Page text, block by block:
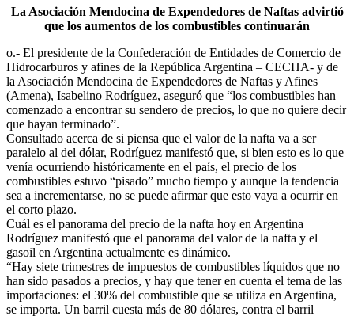
La Asociación Mendocina de Expendedores de Naftas advirtió
que los aumentos de los combustibles continuarán
o.- El presidente de la Confederación de Entidades de Comercio de
Hidrocarburos y afines de la República Argentina – CECHA- y de
la Asociación Mendocina de Expendedores de Naftas y Afines
(Amena), Isabelino Rodríguez, aseguró que “los combustibles han
comenzado a encontrar su sendero de precios, lo que no quiere decir
que hayan terminado”.
Consultado acerca de si piensa que el valor de la nafta va a ser
paralelo al del dólar, Rodríguez manifestó que, si bien esto es lo que
venía ocurriendo históricamente en el país, el precio de los
combustibles estuvo “pisado” mucho tiempo y aunque la tendencia
sea a incrementarse, no se puede afirmar que esto vaya a ocurrir en
el corto plazo.
Cuál es el panorama del precio de la nafta hoy en Argentina
Rodríguez manifestó que el panorama del valor de la nafta y el
gasoil en Argentina actualmente es dinámico.
“Hay siete trimestres de impuestos de combustibles líquidos que no
han sido pasados a precios, y hay que tener en cuenta el tema de las
importaciones: el 30% del combustible que se utiliza en Argentina,
se importa. Un barril cuesta más de 80 dólares, contra el barril